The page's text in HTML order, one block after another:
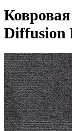
Diffusion